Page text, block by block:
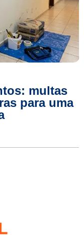
multas
para uma